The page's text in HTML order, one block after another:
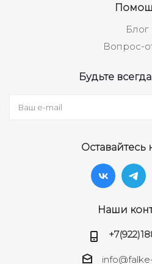
Блог
Вопрос-
Будьте
Оставайтесь
Наши